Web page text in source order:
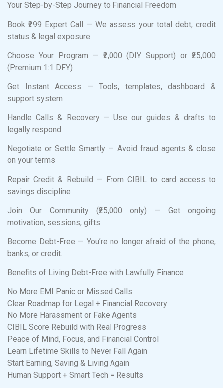
Your Step-by-Step Journey to Financial Freedom
Book ₹299 Expert Call — We assess your total debt, credit
status & legal exposure
Choose Your Program — ₹2,000 (DIY Support) or ₹25,000
(Premium 1:1 DFY)
Get Instant Access — Tools, templates, dashboard &
support system
Handle Calls & Recovery — Use our guides & drafts to
legally respond
Negotiate or Settle Smartly — Avoid fraud agents & close
on your terms
Repair Credit & Rebuild — From CIBIL to card access to
savings discipline
Join Our Community (₹25,000 only) — Get ongoing
motivation, sessions, gifts
Become Debt-Free — You’re no longer afraid of the phone,
banks, or credit.
Benefits of Living Debt-Free with Lawfully Finance
No More EMI Panic or Missed Calls
Clear Roadmap for Legal + Financial Recovery
No More Harassment or Fake Agents
CIBIL Score Rebuild with Real Progress
Peace of Mind, Focus, and Financial Control
Learn Lifetime Skills to Never Fall Again
Start Earning, Saving & Living Again
Human Support + Smart Tech = Results